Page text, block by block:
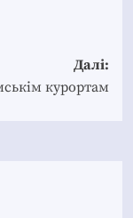
Далі:
курортам